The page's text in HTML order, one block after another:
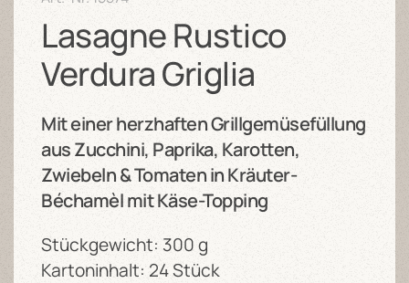
Lasagne Rustico
Verdura Griglia
Mit einer herzhaften Grillgemüsefüllung
aus Zucchini, Paprika, Karotten,
Zwiebeln & Tomaten in Kräuter-
Béchamèl mit Käse-Topping
Stückgewicht: 300 g
Kartoninhalt: 24 Stück